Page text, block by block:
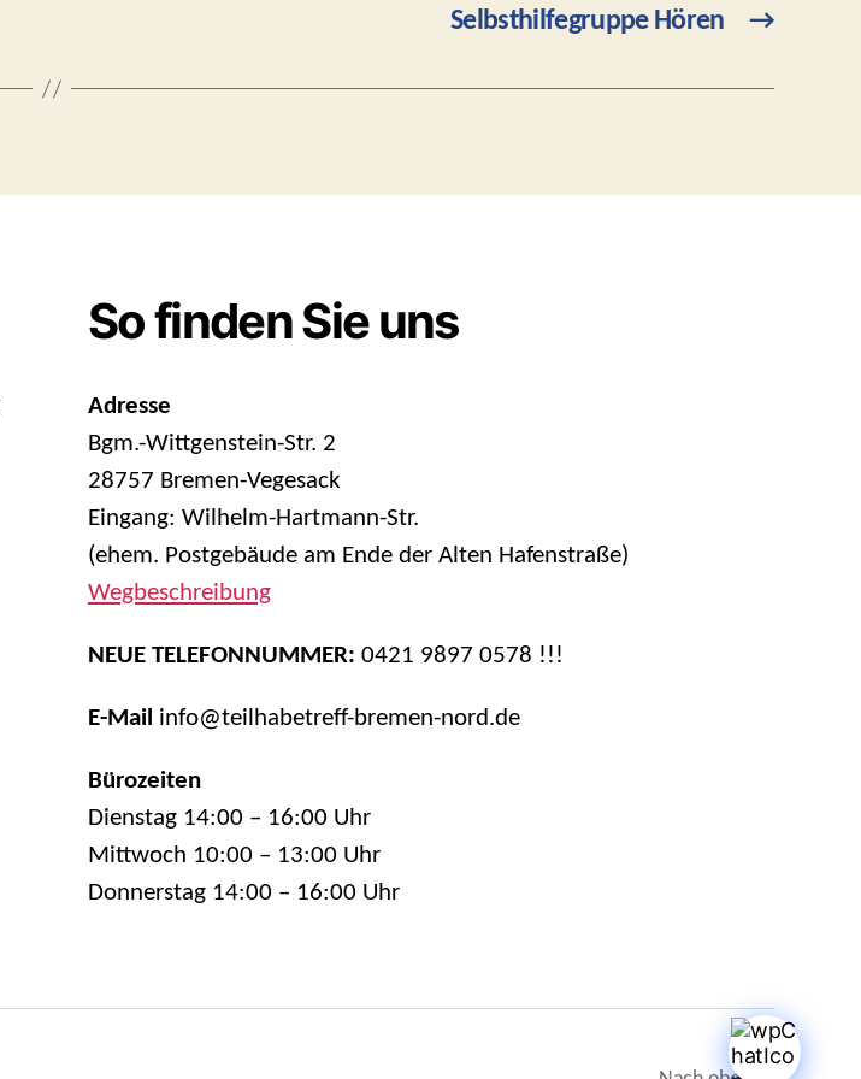
→
Selbsthilfegruppe Hören
So finden Sie uns
Adresse
Bgm.-Wittgenstein-Str. 2
28757 Bremen-Vegesack
Eingang: Wilhelm-Hartmann-Str.
(ehem. Postgebäude am Ende der Alten Hafenstraße)
Wegbeschreibung
NEUE TELEFONNUMMER: 0421 9897 0578 !!!
E-Mail info@teilhabetreff-bremen-nord.de
Bürozeiten
Dienstag 14:00 – 16:00 Uhr
Mittwoch 10:00 – 13:00 Uhr
Donnerstag 14:00 – 16:00 Uhr